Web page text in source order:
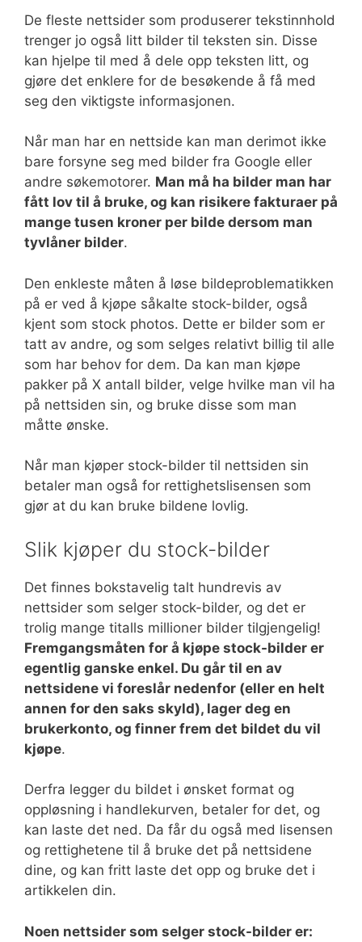
De fleste nettsider som produserer tekstinnhold
trenger jo også litt bilder til teksten sin. Disse
kan hjelpe til med å dele opp teksten litt, og
gjøre det enklere for de besøkende å få med
seg den viktigste informasjonen.
Når man har en nettside kan man derimot ikke
bare forsyne seg med bilder fra Google eller
andre søkemotorer. Man må ha bilder man har
fått lov til å bruke, og kan risikere fakturaer på
mange tusen kroner per bilde dersom man
tyvlåner bilder.
Den enkleste måten å løse bildeproblematikken
på er ved å kjøpe såkalte stock-bilder, også
kjent som stock photos. Dette er bilder som er
tatt av andre, og som selges relativt billig til alle
som har behov for dem. Da kan man kjøpe
pakker på X antall bilder, velge hvilke man vil ha
på nettsiden sin, og bruke disse som man
måtte ønske.
Når man kjøper stock-bilder til nettsiden sin
betaler man også for rettighetslisensen som
gjør at du kan bruke bildene lovlig.
Slik kjøper du stock-bilder
Det finnes bokstavelig talt hundrevis av
nettsider som selger stock-bilder, og det er
trolig mange titalls millioner bilder tilgjengelig!
Fremgangsmåten for å kjøpe stock-bilder er
egentlig ganske enkel. Du går til en av
nettsidene vi foreslår nedenfor (eller en helt
annen for den saks skyld), lager deg en
brukerkonto, og finner frem det bildet du vil
kjøpe.
Derfra legger du bildet i ønsket format og
oppløsning i handlekurven, betaler for det, og
kan laste det ned. Da får du også med lisensen
og rettighetene til å bruke det på nettsidene
dine, og kan fritt laste det opp og bruke det i
artikkelen din.
Noen nettsider som selger stock-bilder er: